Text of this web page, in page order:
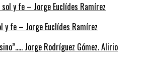
y fe – Jorge Euclídes Ramírez